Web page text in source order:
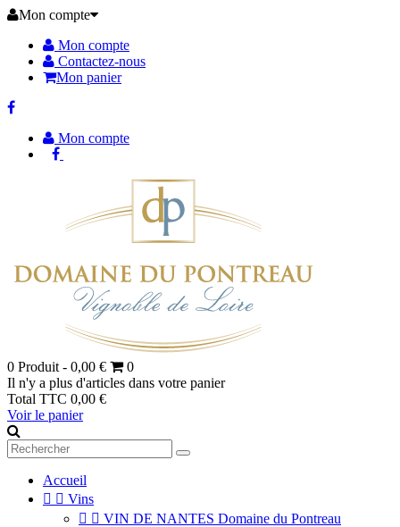
Mon compte
Mon compte
Contactez-nous
Mon panier
Mon compte
0 Produit - 0,00 €
0
Il n'y a plus d'articles dans votre panier
Total TTC 0,00 €
Voir le panier
Accueil
  Vins
  VIN DE NANTES Domaine du Pontreau